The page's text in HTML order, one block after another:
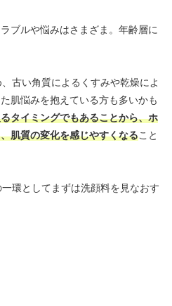
ブルや悩みはさまざま。年齢層に
古い角質によるくすみや乾燥によ
肌悩みを抱えている方も多いかも
タイミングでもあることから、ホ
肌質の変化を感じやすくなること
環としてまずは洗顔料を見なおす